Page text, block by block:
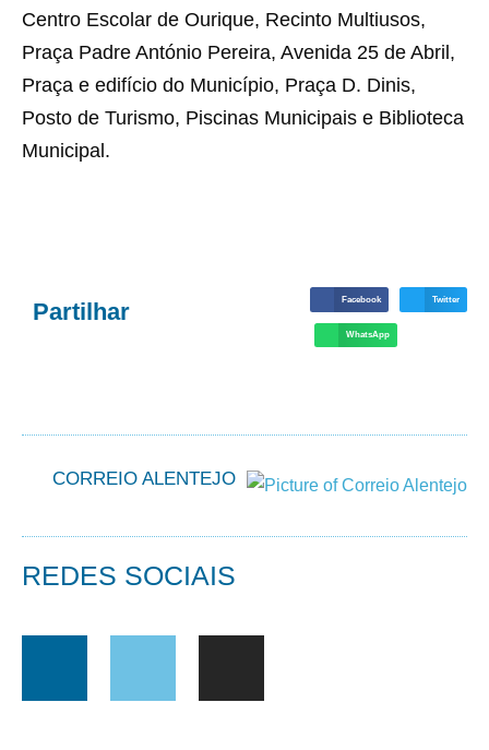
Centro Escolar de Ourique, Recinto Multiusos,
Praça Padre António Pereira, Avenida 25 de Abril,
Praça e edifício do Município, Praça D. Dinis,
Posto de Turismo, Piscinas Municipais e Biblioteca
Municipal.
Partilhar Facebook Twitter
WhatsApp
CORREIO ALENTEJO
REDES SOCIAIS